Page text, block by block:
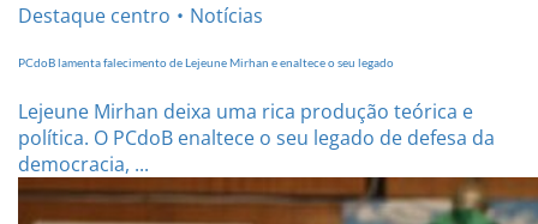
Destaque centro Notícias
PCdoB lamenta falecimento de Lejeune Mirhan e enaltece o seu legado
Lejeune Mirhan deixa uma rica produção teórica e
política. O PCdoB enaltece o seu legado de defesa da
democracia, ...